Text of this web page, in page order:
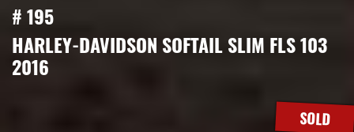
# 195
HARLEY-DAVIDSON SOFTAIL SLIM FLS 103
2016
SOLD